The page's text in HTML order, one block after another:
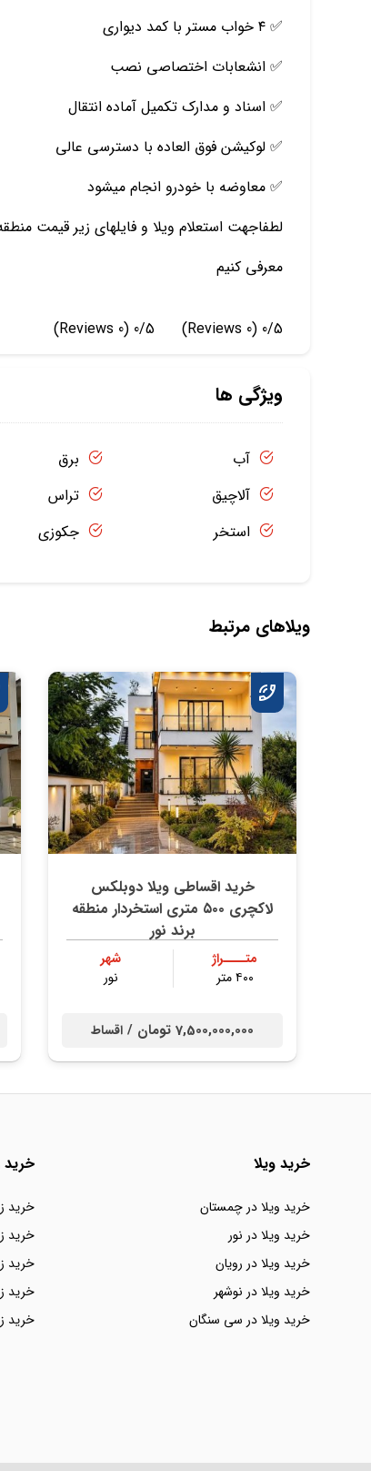
✅ ۴ خواب مستر با کمد دیواری
✅ انشعابات اختصاصی نصب
✅ اسناد و مدارک تکمیل آماده انتقال
✅ لوکیشن فوق العاده با دسترسی عالی
✅ معاوضه با خودرو انجام میشود
لطفاجهت استعلام ویلا و فایلهای زیر قیمت
معرفی کنیم
0/5
(0 Reviews)
0/5
(0 Reviews)
ویژگی ها
آب
آلاچیق
استخر
برق
تراس
جکوزی
ویلاهای مرتبط
خرید اقساطی ویلا دوبلکس
لاکچری ۵۰۰ متری استخردار منطقه
برند نور
متــــراژ
۴۰۰ متر
شهر
نور
7,500,000,000 تومان / اقساط
خرید ویلا
خرید ویلا در چمستان
خرید ویلا در نور
خرید ویلا در رویان
خرید ویلا در نوشهر
خرید ویلا در سی سنگان
خرید
خرید
خرید
خرید
خرید
خرید